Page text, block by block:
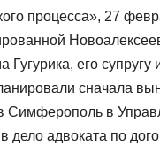
процесса», 27
его
сначала
в Симферополь в
дело адвоката по